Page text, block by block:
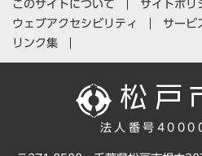
このサイトについて
サイトポリ
ウェブアクセシビリティ
サービ
リンク集
法人番号